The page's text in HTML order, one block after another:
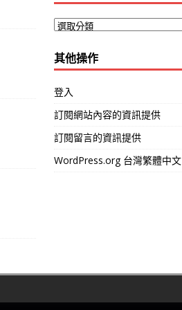
其他操作
登入
訂閱網站內容的資訊提供
訂閱留言的資訊提供
WordPress.org 台灣繁體中文